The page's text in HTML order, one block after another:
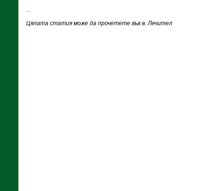
...
Цялата статия може да прочетете във в. Лечител